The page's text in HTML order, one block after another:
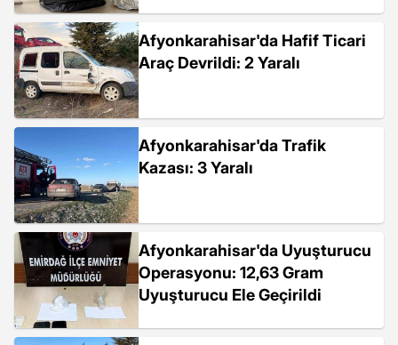
Afyonkarahisar'da Hafif Ticari
Araç Devrildi: 2 Yaralı
Afyonkarahisar'da Trafik
Kazası: 3 Yaralı
Afyonkarahisar'da Uyuşturucu
Operasyonu: 12,63 Gram
Uyuşturucu Ele Geçirildi